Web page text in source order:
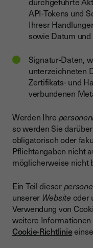
API-Tokens und
Ihresr
sowie Datum
Signatur-Daten,
unterzeichneten
Zertifikats- und
verbundenen
Werden Ihre
so werden Sie
obligatorisch oder
Pflichtangaben nicht
möglicherweise nicht
Ein Teil dieser
unserer Website oder
Verwendung von
weitere
Cookie-Richtlinie